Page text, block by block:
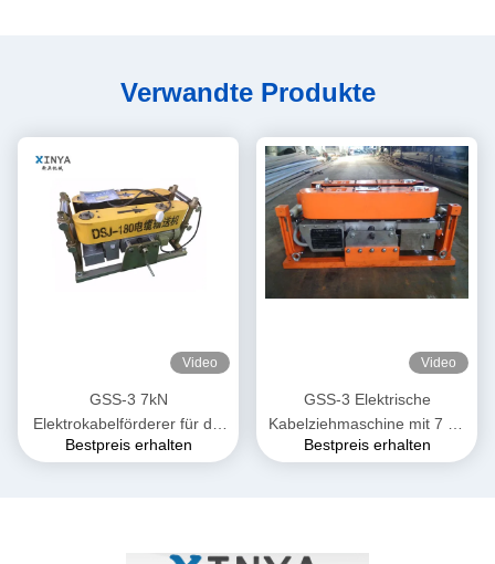
Verwandte Produkte
Video
GSS-3 7kN
Elektrokabelförderer für die
unterirdische
Bestpreis erhalten
Video
GSS-3 Elektrische
Kabelziehmaschine mit 7 kN
Zugkraft, CE-zertifiziert &
Bestpreis erhalten